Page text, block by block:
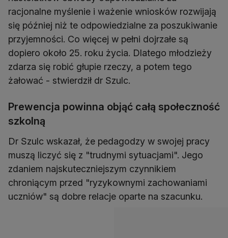
racjonalne myślenie i ważenie wniosków rozwijają
się później niż te odpowiedzialne za poszukiwanie
przyjemności. Co więcej w pełni dojrzałe są
dopiero około 25. roku życia. Dlatego młodzieży
zdarza się robić głupie rzeczy, a potem tego
żałować - stwierdził dr Szulc.
Prewencja powinna objąć całą społeczność
szkolną
Dr Szulc wskazał, że pedagodzy w swojej pracy
muszą liczyć się z "trudnymi sytuacjami". Jego
zdaniem najskuteczniejszym czynnikiem
chroniącym przed "ryzykownymi zachowaniami
uczniów" są dobre relacje oparte na szacunku.